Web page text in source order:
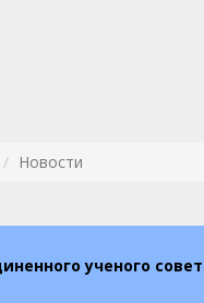
Новости
ученого